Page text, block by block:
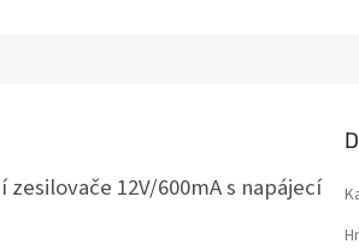
12V/600mAs napájecí